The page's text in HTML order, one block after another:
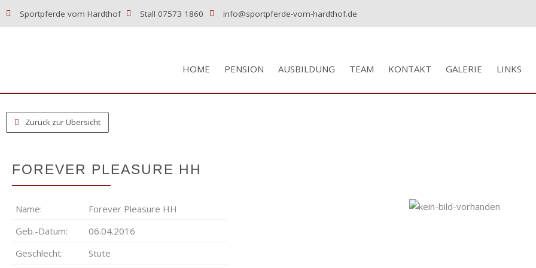
Sportpferde vom Hardthof Stall 07573 1860 info@sportpferde-vom-hardthof.de
HOME PENSION AUSBILDUNG TEAM KONTAKT GALERIE LINKS
Zurück zur Übersicht
FOREVER PLEASURE HH
Name: Fore­ver Plea­su­re HH
Geb.-Datum:
06.04.2016
Geschlecht:
Stu­te